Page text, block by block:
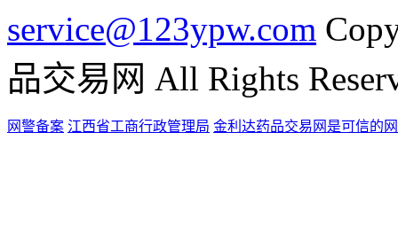
service@123ypw.com
品交易网 All Rights
网警备案 江西省工商行政管理局 金利达药品交易网是可信的